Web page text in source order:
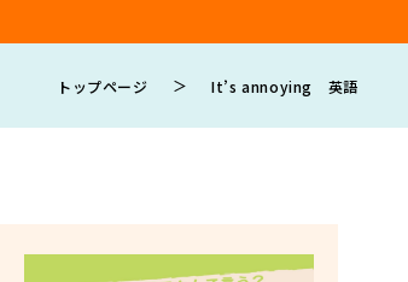
トップページ ＞ It’s annoying 英語